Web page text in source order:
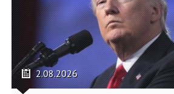
2.08.2026